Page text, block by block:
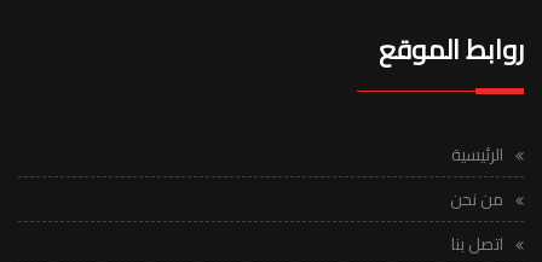
روابط الموقع
الرئيسية
من نحن
اتصل بنا